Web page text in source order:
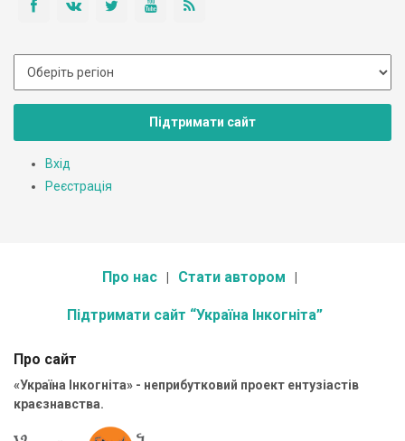
Підтримати сайт
Вхід
Реєстрація
Про нас Стати автором
Підтримати сайт “Україна Інкогніта”
Про сайт
«Україна Інкогніта» - неприбутковий проект ентузіастів
краєзнавства.